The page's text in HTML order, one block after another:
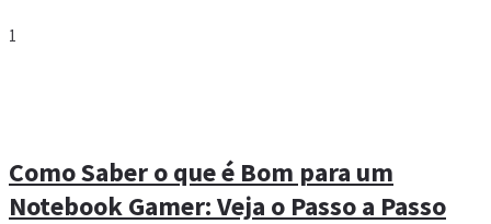
1
Como Saber o que é Bom para um
Notebook Gamer: Veja o Passo a Passo